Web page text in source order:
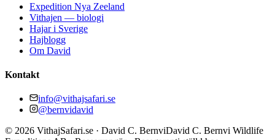
Expedition Nya Zeeland
Vithajen — biologi
Hajar i Sverige
Hajblogg
Om David
Kontakt
info@vithajsafari.se
@bernvidavid
© 2026 VithajSafari.se · David C. BernviDavid C. Bernvi Wildlife